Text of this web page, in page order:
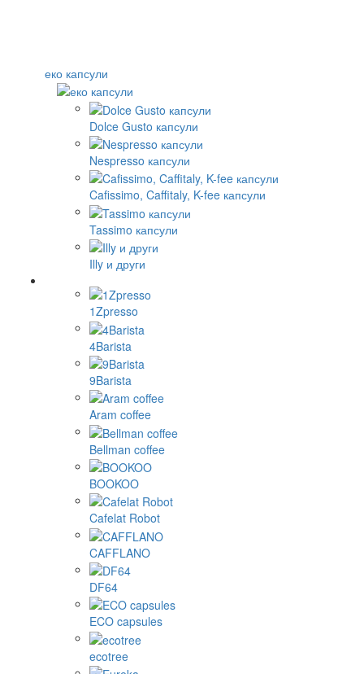
еко капсули
Dolce Gusto капсули
Nespresso капсули
Cafissimo, Caffitaly, K-fee капсули
Tassimo капсули
Illy и други
1Zpresso
4Barista
9Barista
Aram coffee
Bellman coffee
BOOKOO
Cafelat Robot
CAFFLANO
DF64
ECO capsules
ecotree